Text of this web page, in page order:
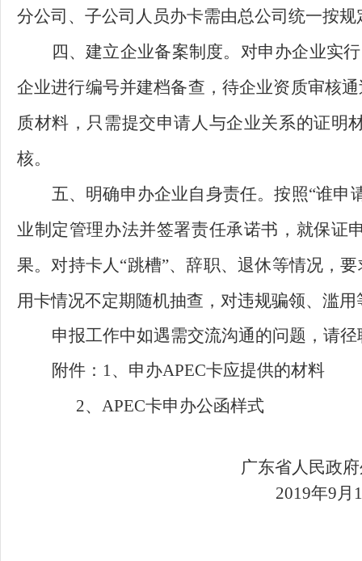
分公司、子公司人员办卡需由总公司统一按规
四、建立企业备案制度。 对申办企业实行
企业进行编号并建档备查，待企业资质审核
质材料，只需提交申请人与企业关系的证明
核。
五、明确申办企业自身责任。按照“谁申
业制定管理办法并签署责任承诺书，就保证
果。对持卡人“跳槽”、辞职、退休等情况，
用卡情况不定期随机抽查，对违规骗领、滥
申报工作中如遇需交流沟通的问题，请
附件： 1、申办APEC卡应提供的材料
2、APEC卡申办公函样式
广东省人民政
2019年9月